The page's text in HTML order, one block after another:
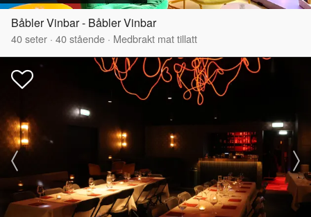
Båbler Vinbar - Båbler Vinbar
40seter · 40stående · Medbrakt mat tillatt